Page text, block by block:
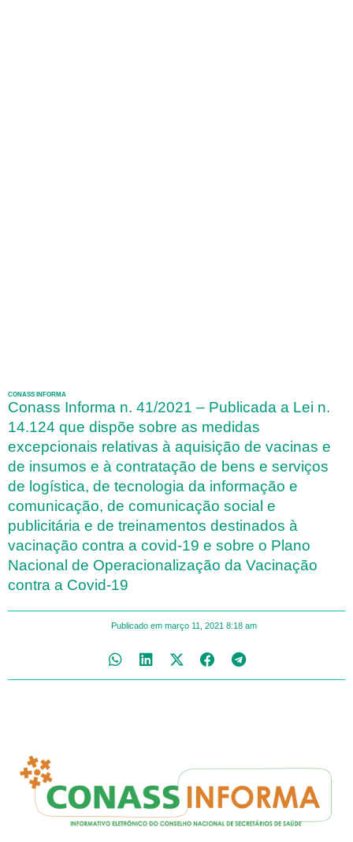
CONASS INFORMA
Conass Informa n. 41/2021 – Publicada a Lei n.
14.124 que dispõe sobre as medidas
excepcionais relativas à aquisição de vacinas e
de insumos e à contratação de bens e serviços
de logística, de tecnologia da informação e
comunicação, de comunicação social e
publicitária e de treinamentos destinados à
vacinação contra a covid-19 e sobre o Plano
Nacional de Operacionalização da Vacinação
contra a Covid-19
Publicado em março 11, 2021 8:18 am